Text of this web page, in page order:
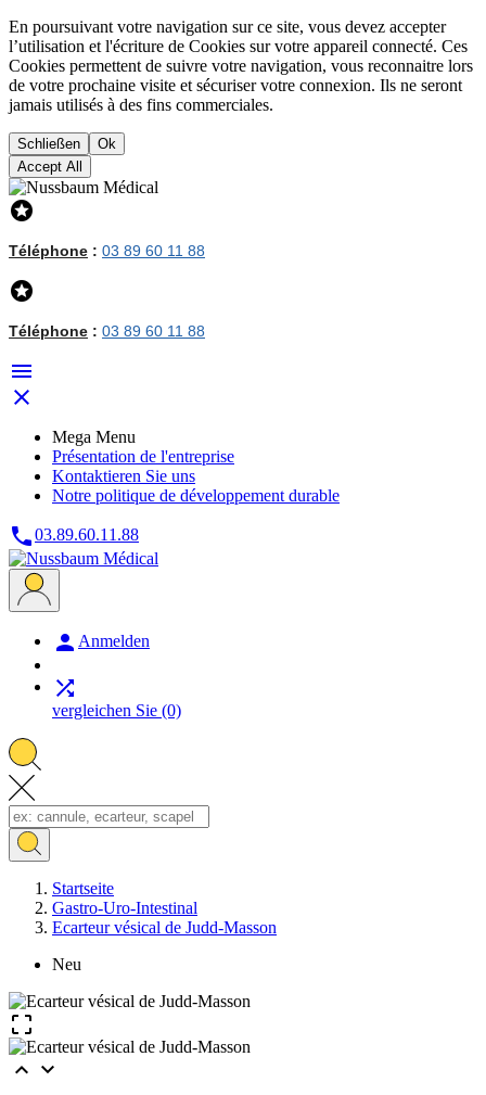
En poursuivant votre navigation sur ce site, vous devez accepter
l’utilisation et l'écriture de Cookies sur votre appareil connecté. Ces
Cookies permettent de suivre votre navigation, vous reconnaitre lors
de votre prochaine visite et sécuriser votre connexion. Ils ne seront
jamais utilisés à des fins commerciales.
Schließen
Ok
Accept All

Téléphone : 03 89 60 11 88

Téléphone : 03 89 60 11 88


Mega Menu
Présentation de l'entreprise
Kontaktieren Sie uns
Notre politique de développement durable
03.89.60.11.88
 Anmelden

vergleichen Sie (0)
Startseite
Gastro-Uro-Intestinal
Ecarteur vésical de Judd-Masson
Neu

 